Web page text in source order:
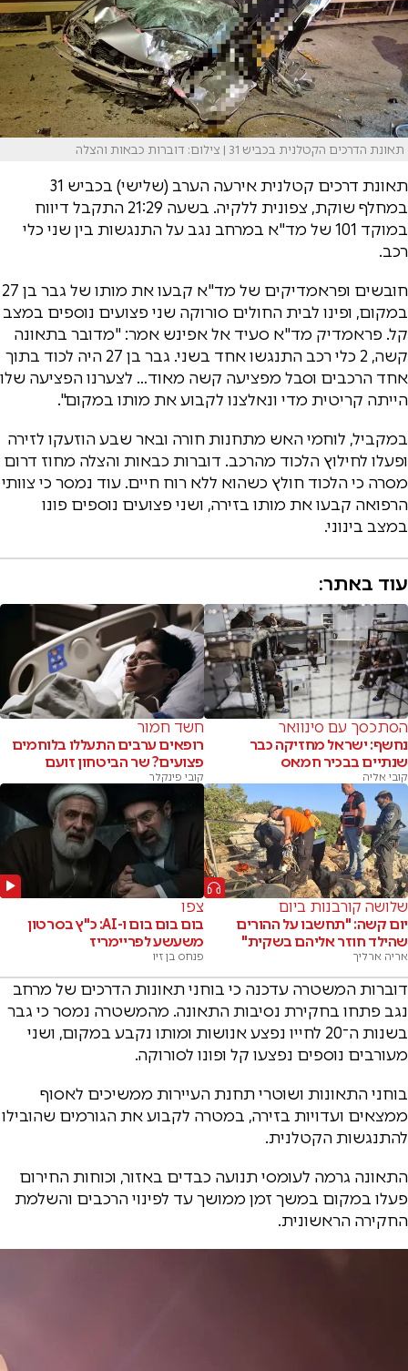
תאונת הדרכים הקטלנית בכביש 31 | צילום: דוברות כבאות והצלה
תאונת דרכים קטלנית אירעה הערב (שלישי) בכביש 31
במחלף שוקת, צפונית ללקיה. בשעה 21:29 התקבל דיווח
במוקד 101 של מד"א במרחב נגב על התנגשות בין שני כלי
רכב.
חובשים ופראמדיקים של מד"א קבעו את מותו של גבר בן 27
במקום, ופינו לבית החולים סורוקה שני פצועים נוספים במצב
קל. פראמדיק מד"א סעיד אל אפינש אמר: "מדובר בתאונה
קשה, 2 כלי רכב התנגשו אחד בשני. גבר בן 27 היה לכוד בתוך
אחד הרכבים וסבל מפציעה קשה מאוד… לצערנו הפציעה שלו
הייתה קריטית מדי ונאלצנו לקבוע את מותו במקום".
במקביל, לוחמי האש מתחנות חורה ובאר שבע הוזעקו לזירה
ופעלו לחילוץ הלכוד מהרכב. דוברות כבאות והצלה מחוז דרום
מסרה כי הלכוד חולץ כשהוא ללא רוח חיים. עוד נמסר כי צוותי
הרפואה קבעו את מותו בזירה, ושני פצועים נוספים פונו
במצב בינוני.
עוד באתר:
הסתכסך עם סינוואר
נחשף: ישראל מחזיקה כבר
שנתיים בבכיר חמאס
קובי אליה
חשד חמור
רופאים ערבים התעללו בלוחמים
פצועים? שר הביטחון זועם
קובי פינקלר
שלושה קורבנות ביום
יום קשה: "תחשבו על ההורים
שהילד חוזר אליהם בשקית"
אריה ארליך
צפו
בום בום בום ו-AI: כ"ץ בסרטון
משעשע לפריימריז
פנחס בן זיו
דוברות המשטרה עדכנה כי בוחני תאונות הדרכים של מרחב
נגב פתחו בחקירת נסיבות התאונה. מהמשטרה נמסר כי גבר
בשנות ה־20 לחייו נפצע אנושות ומותו נקבע במקום, ושני
מעורבים נוספים נפצעו קל ופונו לסורוקה.
בוחני התאונות ושוטרי תחנת העיירות ממשיכים לאסוף
ממצאים ועדויות בזירה, במטרה לקבוע את הגורמים שהובילו
להתנגשות הקטלנית.
התאונה גרמה לעומסי תנועה כבדים באזור, וכוחות החירום
פעלו במקום במשך זמן ממושך עד לפינוי הרכבים והשלמת
החקירה הראשונית.